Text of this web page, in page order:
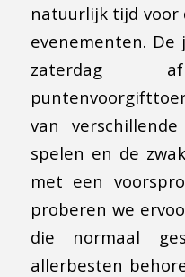
natuurlijk tijd voor
evenementen.
van
spelen en de
met een
proberen we
die normaal
allerbesten